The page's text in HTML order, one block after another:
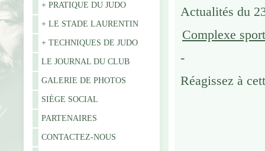
+ PRATIQUE DU JUDO
+ LE STADE LAURENTIN
+ TECHNIQUES DE JUDO
LE JOURNAL DU CLUB
GALERIE DE PHOTOS
SIÈGE SOCIAL
PARTENAIRES
CONTACTEZ-NOUS
Actualités du
Complexe
-
Réagissez à